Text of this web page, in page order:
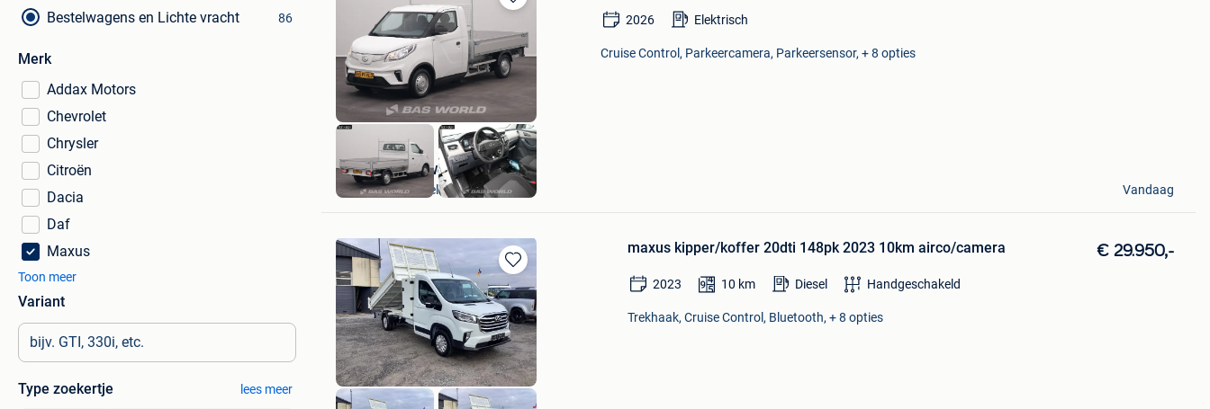
Bestelwagens en Lichte vracht
86
Merk
Addax Motors
Chevrolet
Chrysler
Citroën
Dacia
Daf
Maxus
Toon meer
Variant
Type zoekertje lees meer
Bewaren
in
Mijn
Favorieten
2026 Elektrisch
Cruise Control, Parkeercamera, Parkeersensor, + 8 opties
BAS World
Veghel
Vandaag
Bewaren
in
Mijn
Favorieten
maxus kipper/koffer 20dti 148pk 2023 10km airco/camera € 29.950,-
2023 10 km Diesel Handgeschakeld
Trekhaak, Cruise Control, Bluetooth, + 8 opties